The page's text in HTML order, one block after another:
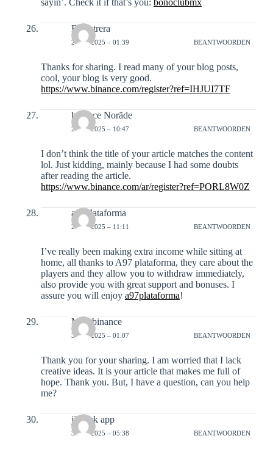
sayin’. Check it if that’s you: bonoclubmx
Registrera
27-12-2025 – 01:39 BEANTWOORDEN
Thanks for sharing. I read many of your blog posts,
cool, your blog is very good.
https://www.binance.com/register?ref=IHJUI7TF
binance Norāde
28-12-2025 – 10:47 BEANTWOORDEN
I don’t think the title of your article matches the content
lol. Just kidding, mainly because I had some doubts
after reading the article.
https://www.binance.com/ar/register?ref=PORL8W0Z
a97plataforma
29-12-2025 – 11:11 BEANTWOORDEN
I’ve really been making extra income while sitting at
home, all thanks to A97 plataforma, they care about the
players and they allow you to withdraw immediately,
also provide you with great support and bonuses. I
assure you will enjoy a97plataforma!
M~a binance
30-12-2025 – 01:07 BEANTWOORDEN
Thank you for your sharing. I am worried that I lack
creative ideas. It is your article that makes me full of
hope. Thank you. But, I have a question, can you help
me?
jilipark app
31-12-2025 – 05:38 BEANTWOORDEN